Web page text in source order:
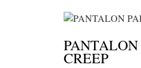
CREEP